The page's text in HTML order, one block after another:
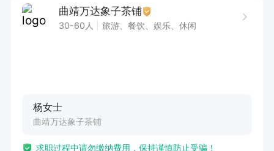
5、接受公司工作安排调动。
晚班：15:00-23:00
曲靖万达象子茶铺
30-60人 旅游、餐饮、娱乐、休闲
杨女士
曲靖万达象子茶铺
求职过程中请勿缴纳费用，保持谨慎防止受骗！